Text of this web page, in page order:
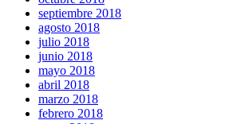
septiembre 2018
agosto 2018
julio 2018
junio 2018
mayo 2018
abril 2018
marzo 2018
febrero 2018